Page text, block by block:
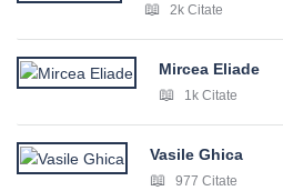
2k Citate
Mircea Eliade
1k Citate
Vasile Ghica
977 Citate